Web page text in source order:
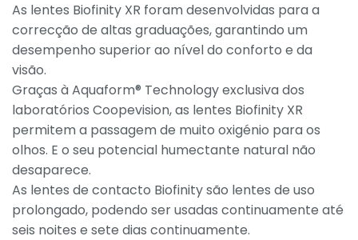
As lentes Biofinity XR foram desenvolvidas para a
correcção de altas graduações, garantindo um
desempenho superior ao nível do conforto e da
visão.
Graças à Aquaform® Technology exclusiva dos
laboratórios Coopevision, as lentes Biofinity XR
permitem a passagem de muito oxigénio para os
olhos. E o seu potencial humectante natural não
desaparece.
As lentes de contacto Biofinity são lentes de uso
prolongado, podendo ser usadas continuamente até
seis noites e sete dias continuamente.